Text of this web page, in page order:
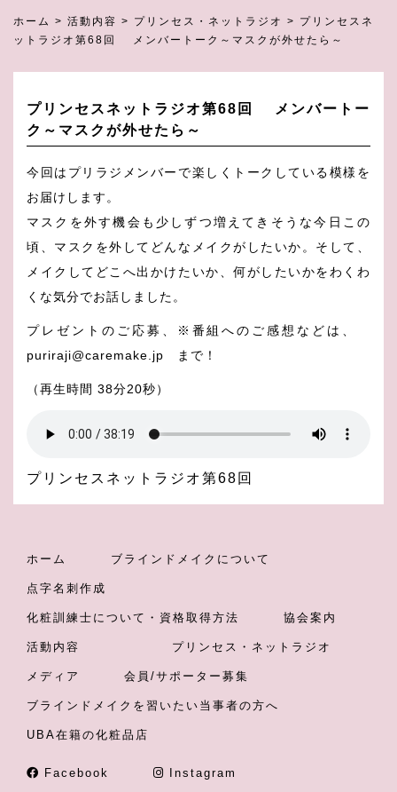
ホーム > 活動内容 > プリンセス・ネットラジオ > プリンセスネ
ットラジオ第68回 メンバートーク～マスクが外せたら～
プリンセスネットラジオ第68回 メンバートー
ク～マスクが外せたら～
今回はプリラジメンバーで楽しくトークしている模様を
お届けします。
マスクを外す機会も少しずつ増えてきそうな今日この
頃、マスクを外してどんなメイクがしたいか。そして、
メイクしてどこへ出かけたいか、何がしたいかをわくわ
くな気分でお話しました。
プレゼントのご応募、※番組へのご感想などは、
puriraji@caremake.jp まで！
（再生時間 38分20秒）
プリンセスネットラジオ第68回
ホーム ブラインドメイクについて
点字名刺作成
化粧訓練士について・資格取得方法 協会案内
活動内容 プリンセス・ネットラジオ
メディア 会員/サポーター募集
ブラインドメイクを習いたい当事者の方へ
UBA在籍の化粧品店
Facebook Instagram